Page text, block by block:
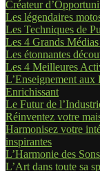
Créateur
Les légendaires
Les Techniques de
Les 4 Grands
Les étonnantes
Les 4 Meilleures
L’Enseignement
Enrichissant
Le Futur de
Réinventez votre
Harmonisez votre
inspirantes
L’Harmonie des
L’Art dans toute sa